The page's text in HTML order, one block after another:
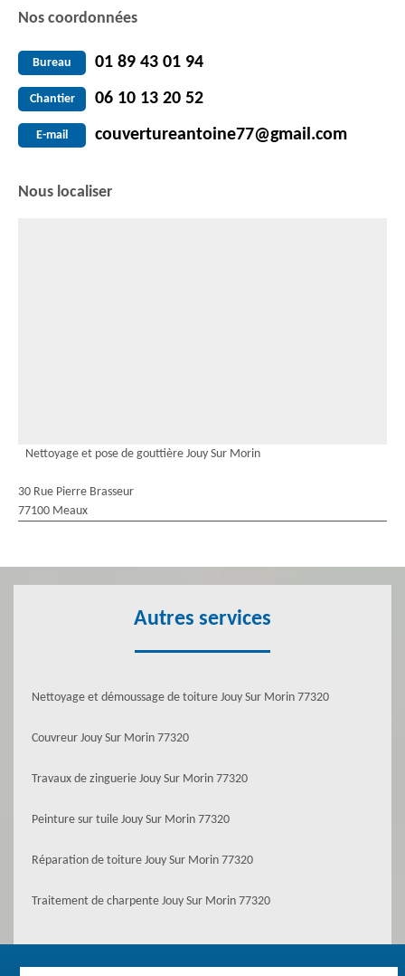
Nos coordonnées
Bureau 01 89 43 01 94
Chantier 06 10 13 20 52
E-mail couvertureantoine77@gmail.com
Nous localiser
Nettoyage et pose de gouttière Jouy Sur Morin
30 Rue Pierre Brasseur
77100 Meaux
Autres services
Nettoyage et démoussage de toiture Jouy Sur Morin 77320
Couvreur Jouy Sur Morin 77320
Travaux de zinguerie Jouy Sur Morin 77320
Peinture sur tuile Jouy Sur Morin 77320
Réparation de toiture Jouy Sur Morin 77320
Traitement de charpente Jouy Sur Morin 77320